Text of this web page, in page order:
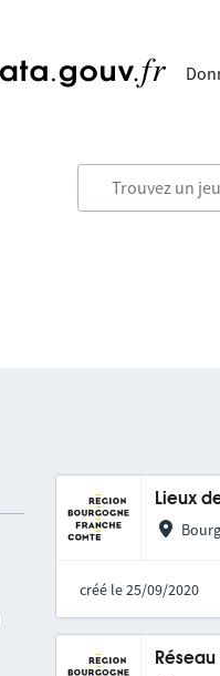
Lieux
créé le 25/09/2020